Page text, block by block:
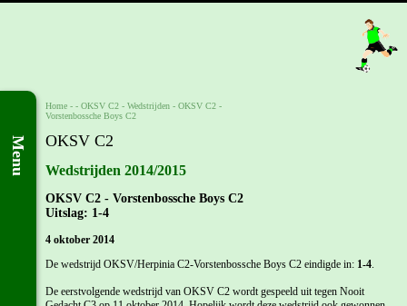
Menu
Home - - OKSV C2 - Wedstrijden - OKSV C2 -
Vorstenbossche Boys C2
OKSV C2
Wedstrijden 2014/2015
OKSV C2 - Vorstenbossche Boys C2
Uitslag: 1-4
4 oktober 2014
De wedstrijd OKSV/Herpinia C2-Vorstenbossche Boys C2 eindigde in: 1-4.
De eerstvolgende wedstrijd van OKSV C2 wordt gespeeld uit tegen Nooit